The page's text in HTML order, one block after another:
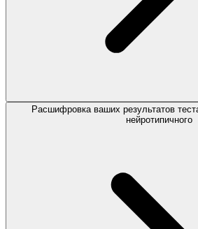
Расшифровка ваших результатов
нейротипичного